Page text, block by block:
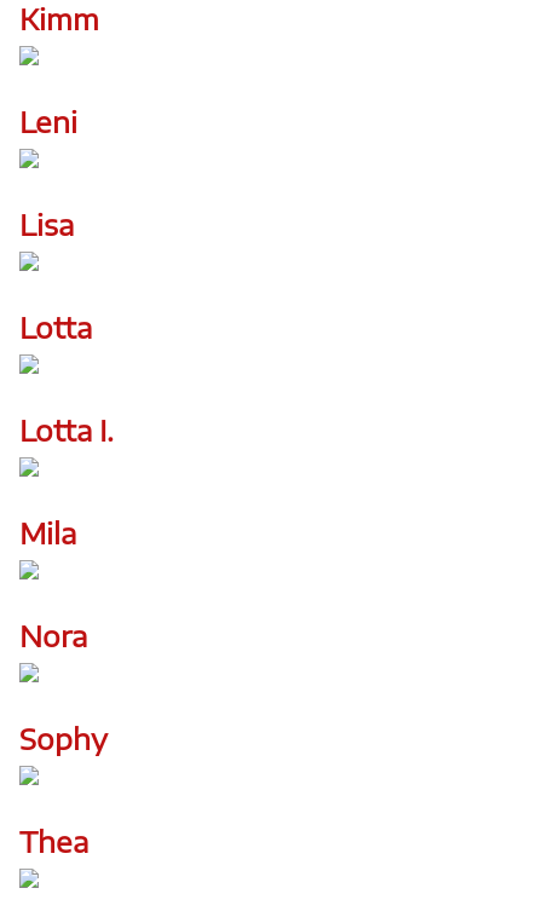
Kimm
Leni
Lisa
Lotta
Lotta I.
Mila
Nora
Sophy
Thea